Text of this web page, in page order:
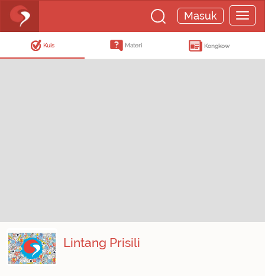
Masuk
Kuis Materi Kongkow
Lintang Prisili